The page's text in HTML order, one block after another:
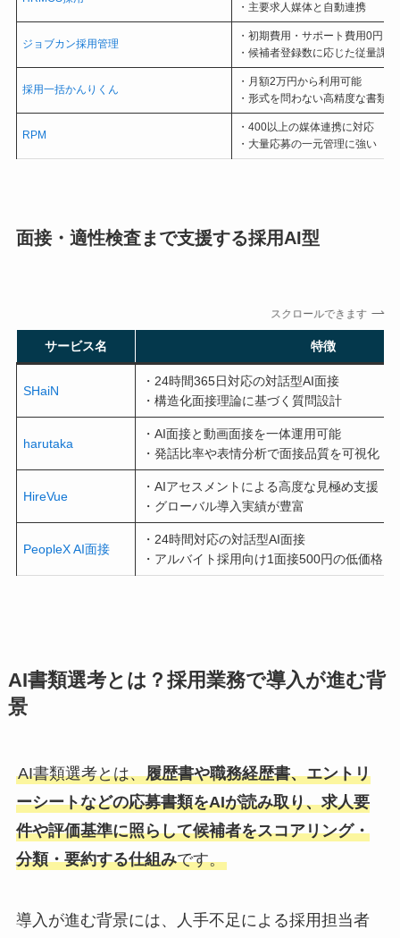
・主要求人媒体と自動連携
ジョブカン採用管理
・初期費用・サポート費用0円
・候補者登録数に応じた従量課
採用一括かんりくん
・月額2万円から利用可能
・形式を問わない高精度な書類
RPM
・400以上の媒体連携に対応
・大量応募の一元管理に強い
面接・適性検査まで支援する採用AI型
スクロールできます
サービス名 特徴
SHaiN
・24時間365日対応の対話型AI面接
・構造化面接理論に基づく質問設計
harutaka
・AI面接と動画面接を一体運用可能
・発話比率や表情分析で面接品質を可視化
HireVue
・AIアセスメントによる高度な見極め支援
・グローバル導入実績が豊富
PeopleX AI面接
・24時間対応の対話型AI面接
・アルバイト採用向け1面接500円の低価格プ
AI書類選考とは？採用業務で導入が進む背
景
AI書類選考とは、履歴書や職務経歴書、エントリ
ーシートなどの応募書類をAIが読み取り、求人要
件や評価基準に照らして候補者をスコアリング・
分類・要約する仕組みです。
導入が進む背景には、人手不足による採用担当者